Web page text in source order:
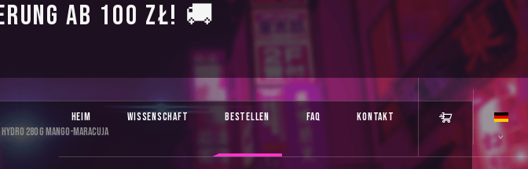
AB 100 ZŁ! 🚚
HEIM WISSENSCHAFT BESTELLEN FAQ KONTAKT
280 G MANGO-MARACUJA